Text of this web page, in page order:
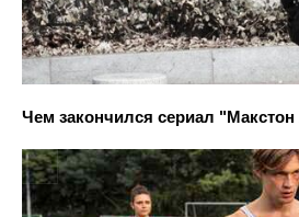
Чем закончился сериал